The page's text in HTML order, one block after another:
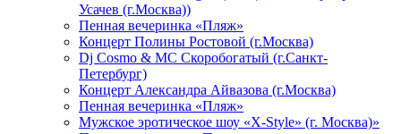
Усачев (г.Москва))
Пенная вечеринка «Пляж»
Концерт Полины Ростовой (г.Москва)
Dj Cosmo & МС Скоробогатый (г.Санкт-
Петербург)
Концерт Александра Айвазова (г.Москва)
Пенная вечеринка «Пляж»
Мужское эротическое шоу «X-Style» (г. Москва)»